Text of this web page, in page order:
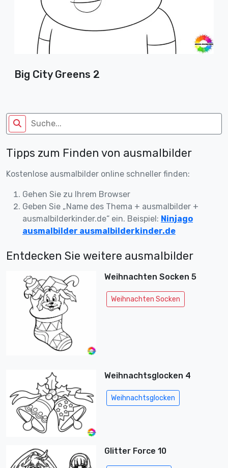
Big City Greens 2
Tipps zum Finden von ausmalbilder
Kostenlose ausmalbilder online schneller finden:
Gehen Sie zu Ihrem Browser
Geben Sie „Name des Thema + ausmalbilder +
ausmalbilderkinder.de“ ein. Beispiel: Ninjago
ausmalbilder ausmalbilderkinder.de
Entdecken Sie weitere ausmalbilder
Weihnachten Socken 5
Weihnachten Socken
Weihnachtsglocken 4
Weihnachtsglocken
Glitter Force 10